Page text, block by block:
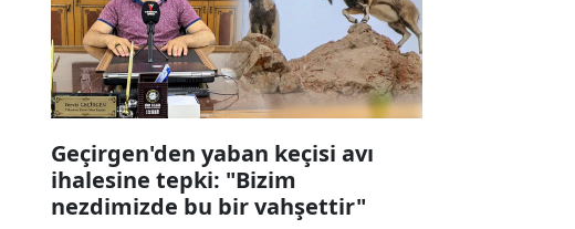
Geçirgen'den yaban keçisi avı
ihalesine tepki: "Bizim
nezdimizde bu bir vahşettir"